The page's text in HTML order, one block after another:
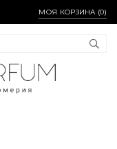
МОЯ КОРЗИНА (0)